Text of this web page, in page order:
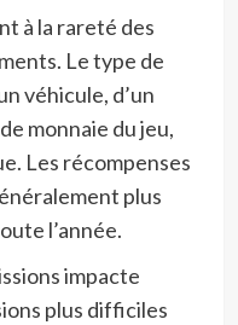
à la rareté des
Le type de
véhicule, d’un
monnaie du jeu,
Les récompenses
plus
l’année.
impacte
plus difficiles